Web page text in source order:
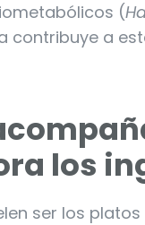
(
contribuye a
los
ser los